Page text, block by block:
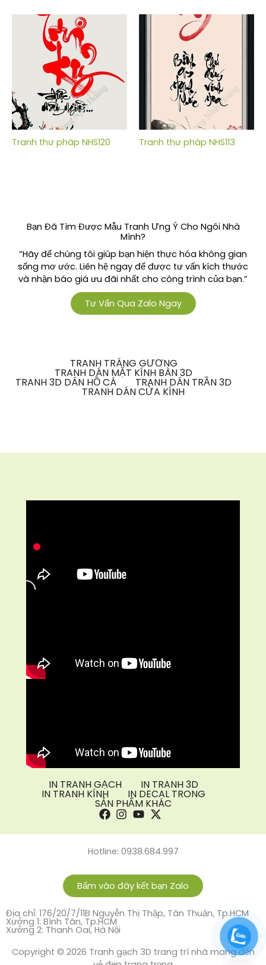
Tranh thư pháp NHS120 Tranh thư pháp NHS113
Bạn Đã Tìm Được Mẫu Tranh Ưng Ý Cho Ngôi Nhà
Mình?
“Hãy để chúng tôi giúp bạn hiện thực hóa không gian
sống mơ ước. Liên hệ ngay để được tư vấn kích thước
và nhận báo giá ưu đãi nhất cho công trình của bạn.”
Tư Vấn Qua Zalo Ngay
TRANH TRÁNG GƯƠNG
TRANH DÁN MẶT KÍNH BÀN 3D
TRANH 3D DÁN HỒ CÁ TRANH DÁN TRẦN 3D
TRANH DÁN CỬA KÍNH
IN TRANH GẠCH IN TRANH 3D
IN TRANH KÍNH IN DECAL TRONG
SẢN PHẨM KHÁC
Hotline: 0938.684.997
Bấm vào đây kết bạn Zalo
Địa chỉ: 176/20/7/11B Nguyễn Thị Thập, Tân Thuận, Tp.HCM
Xưởng 1: Bình Tân, Tp.HCM
Xưởng 2: Thanh Oai, Hà Nội
Copyright © 2026 Tranh gạch 3D trang trí nhà mang đến